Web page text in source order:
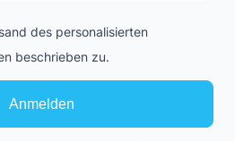
Anmelden
des personalisierten
beschrieben zu.